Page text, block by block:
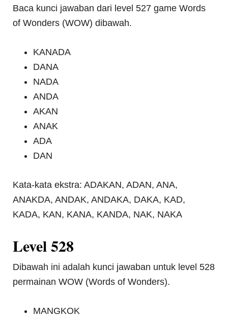
Baca kunci jawaban dari level 527 game Words
of Wonders (WOW) dibawah.
KANADA
DANA
NADA
ANDA
AKAN
ANAK
ADA
DAN
Kata-kata ekstra: ADAKAN, ADAN, ANA,
ANAKDA, ANDAK, ANDAKA, DAKA, KAD,
KADA, KAN, KANA, KANDA, NAK, NAKA
Level 528
Dibawah ini adalah kunci jawaban untuk level 528
permainan WOW (Words of Wonders).
MANGKOK